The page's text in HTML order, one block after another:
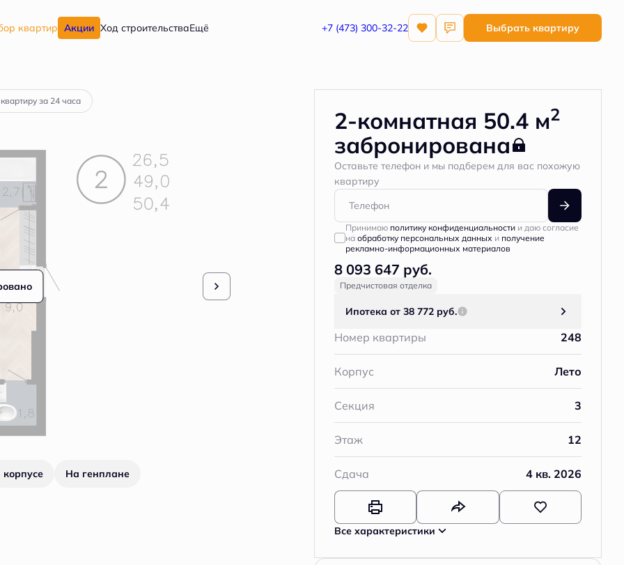
квартир Акции Ход строительстваЕщё +7 (473) 300-32-22 Выбрать квартиру
от 38 772 руб. Квартира забронирована
за 24 часа
корпусе На генплане
2-комнатная 50.4 м2
забронирована
Оставьте телефон и мы подберем для вас похожую
квартиру
Принимаю политику конфиденциальностии даю согласие
на обработку персональных данных и получение
рекламно-информационных материалов
8 093 647 руб.
Предчистовая отделка
Ипотека от 38 772 руб.
Номер квартиры 248
Корпус Лето
Секция 3
Этаж 12
Сдача 4 кв. 2026
Все характеристики